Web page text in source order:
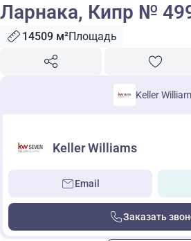
Ларнака, Кипр №
14509 м²Площадь
Keller
Keller Williams
Email
Заказать